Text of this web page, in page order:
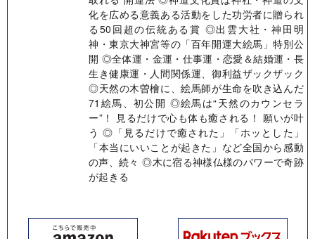
化を広める意義ある活動をした功労者に贈られ
る50回超の伝統ある賞 ◎出雲大社・神田明
神・東京大神宮等の「百年開運大絵馬」特別公
開 ◎全体運・金運・仕事運・恋愛＆結婚運・長
生き健康運・人間関係運、御利益ザックザック
◎天然の木曽檜に、絵馬師が生命を吹き込んだ
71絵馬、初公開 ◎絵馬は“天然のカウンセラ
ー”！ 見るだけで心も体も癒される！ 願いが叶
う ◎「見るだけで癒された」「ホッとした」
「本当にいいことが起きた」など全国から感動
の声、続々 ◎木に宿る神様仏様のパワーで奇跡
が起きる